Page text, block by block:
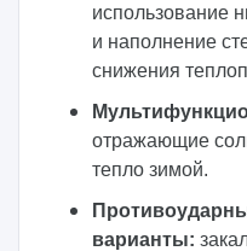
использование
и наполнение
снижения
отражающие
тепло зимой.
варианты: